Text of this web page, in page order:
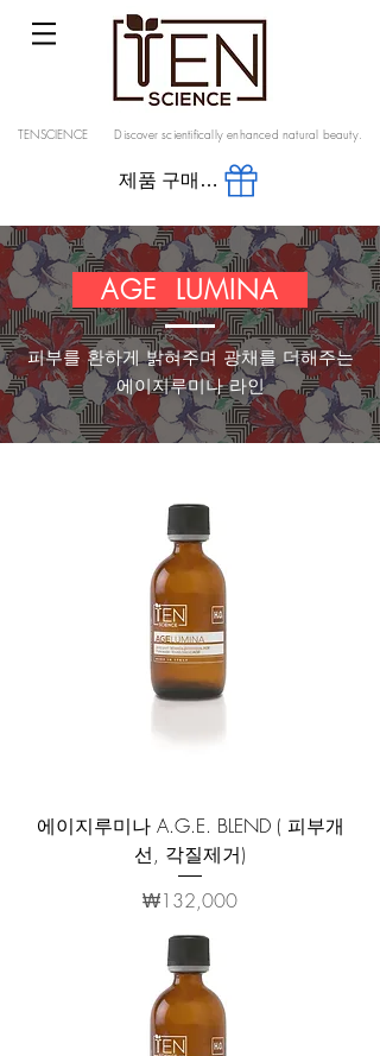
TENSCIENCE Discover scientifically enhanced natural beauty.
제품 구매 공식스토어 바로가기
​ AGE LUMINA
​피부를 환하게 밝혀주며 광채를 더해주는
에이지루미나 라인
에이지루미나 A.G.E. BLEND ( 피부개
선, 각질제거)
가격
₩132,000